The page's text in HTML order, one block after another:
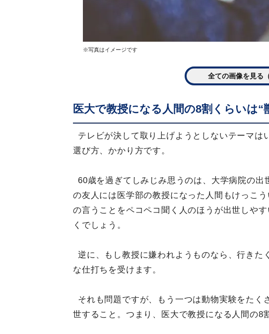
※写真はイメージです
全ての画像を見る（
医大で教授になる人間の8割くらいは“
テレビが決して取り上げようとしないテーマは
選び方、かかり方です。
60歳を過ぎてしみじみ思うのは、大学病院の
の友人には医学部の教授になった人間もけっこ
の言うことをペコペコ聞く人のほうが出世しや
くでしょう。
逆に、もし教授に嫌われようものなら、行きた
な仕打ちを受けます。
それも問題ですが、もう一つは動物実験をたく
世すること。つまり、医大で教授になる人間の8